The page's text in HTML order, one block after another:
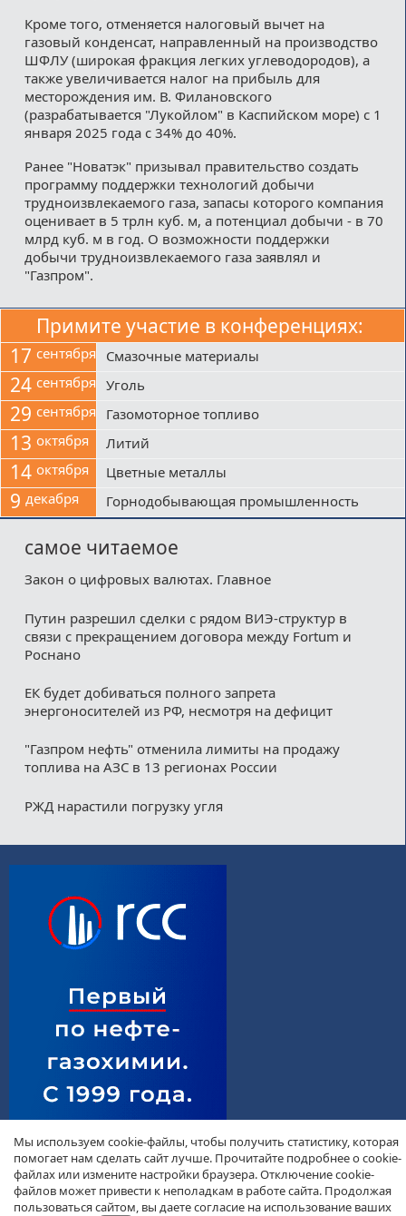
Кроме того, отменяется налоговый вычет на
газовый конденсат, направленный на производство
ШФЛУ (широкая фракция легких углеводородов), а
также увеличивается налог на прибыль для
месторождения им. В. Филановского
(разрабатывается "Лукойлом" в Каспийском море) с 1
января 2025 года с 34% до 40%.
Ранее "Новатэк" призывал правительство создать
программу поддержки технологий добычи
трудноизвлекаемого газа, запасы которого компания
оценивает в 5 трлн куб. м, а потенциал добычи - в 70
млрд куб. м в год. О возможности поддержки
добычи трудноизвлекаемого газа заявлял и
"Газпром".
Примите участие в конференциях:
17 сентября Смазочные материалы
24 сентября Уголь
29 сентября Газомоторное топливо
13 октября Литий
14 октября Цветные металлы
9 декабря Горнодобывающая промышленность
самое читаемое
Закон о цифровых валютах. Главное
Путин разрешил сделки с рядом ВИЭ-структур в
связи с прекращением договора между Fortum и
Роснано
ЕК будет добиваться полного запрета
энергоносителей из РФ, несмотря на дефицит
"Газпром нефть" отменила лимиты на продажу
топлива на АЗС в 13 регионах России
РЖД нарастили погрузку угля
Мы используем cookie-файлы, чтобы получить статистику, которая
помогает нам сделать сайт лучше. Прочитайте подробнее о cookie-
файлах или измените настройки браузера. Отключение cookie-
файлов может привести к неполадкам в работе сайта. Продолжая
пользоваться сайтом, вы даете согласие на использование ваших